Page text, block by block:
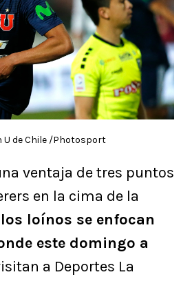
U de Chile /Photosport
ventaja de tres puntos
en la cima de la
loínos se enfocan
este domingo a
a Deportes La